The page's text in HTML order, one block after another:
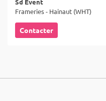
Frameries - Hainaut (WHT)
Contacter